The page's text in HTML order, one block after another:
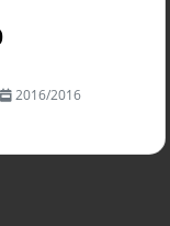
2016/2016